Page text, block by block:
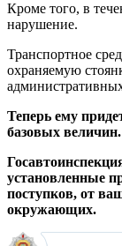
Кроме того, в
нарушение.
Транспортное
охраняемую
Теперь ему
базовых величин.
установленные
поступков, от
окружающих.